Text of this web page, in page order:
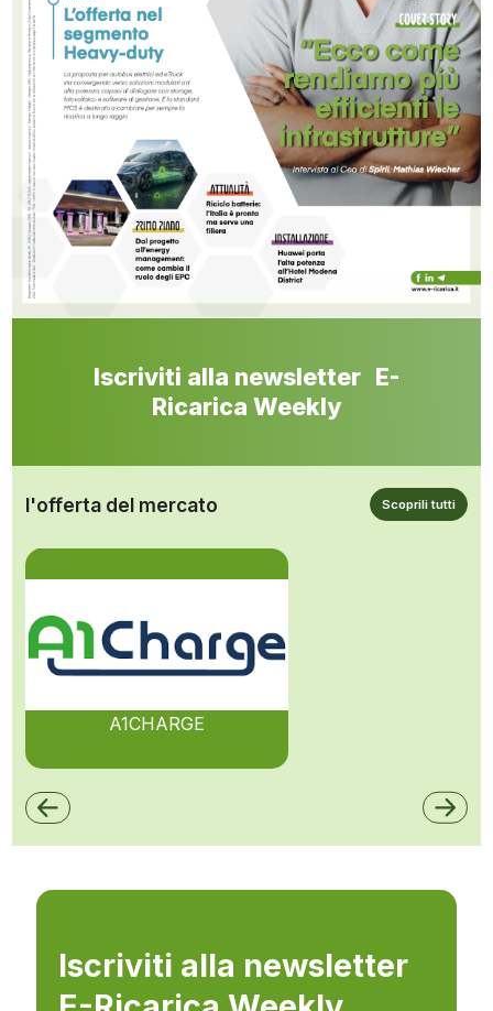
Iscriviti alla newsletter E-
Ricarica Weekly
l'offerta del mercato Scoprili tutti
A1CHARGE
Iscriviti alla newsletter